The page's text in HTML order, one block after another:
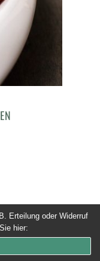
vorbehalten
Erteilung oder Widerruf
hier: